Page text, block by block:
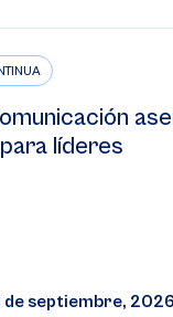
líderes
de septiembre,